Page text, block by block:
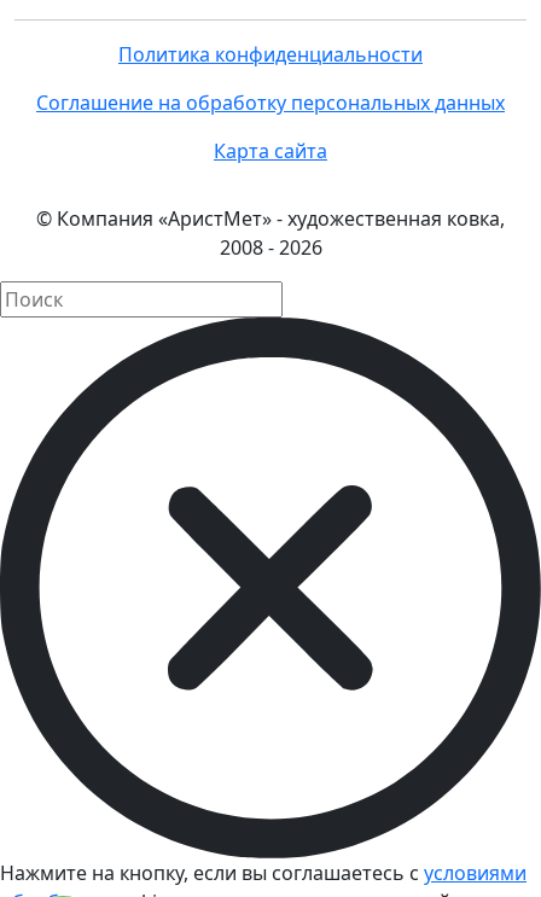
Политика конфиденциальности
Соглашение на обработку персональных данных
Карта сайта
© Компания «АристМет» - художественная ковка,
2008 - 2026
Нажмите на кнопку, если вы соглашаетесь с условиями